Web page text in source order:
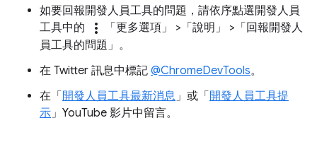
如要回報開發人員工具的問題，請依序點選開發人員
工具中的
more_vert 「更多選項」 >「說明」
>「回報開發人
員工具的問題」 。
在 Twitter 訊息中標記 @ChromeDevTools。
在「開發人員工具最新消息 」或「開發人員工具提
示 」YouTube 影片中留言。